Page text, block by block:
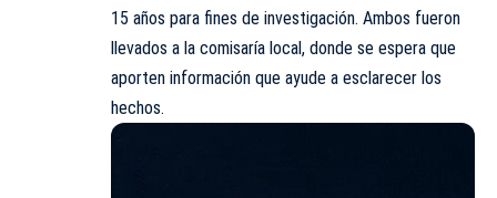
15 años para fines de investigación. Ambos fueron
llevados a la comisaría local, donde se espera que
aporten información que ayude a esclarecer los
hechos.